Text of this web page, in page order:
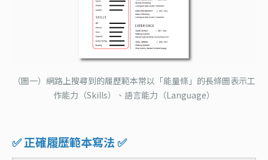
（圖一）網路上搜尋到的履歷範本常以「能量條」的長條圖表示工
作能力（Skills）、語言能力（Language）
✅ 正確履歷範本寫法 ✅